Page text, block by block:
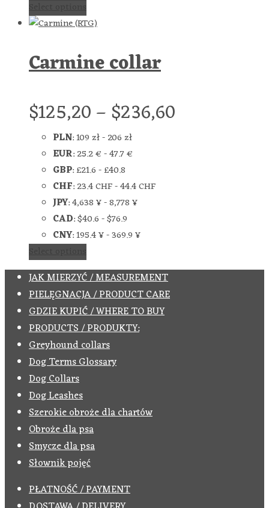
Carmine collar
$125,20–$236,60
PLN:109 zł-206 zł
EUR:25.2 €-47.7 €
GBP:£21.6-£40.8
CHF:23.4 CHF-44.4 CHF
JPY:4,638 ¥-8,778 ¥
CAD:$40.6-$76.9
CNY:195.4 ¥-369.9 ¥
JAK MIERZYĆ / MEASUREMENT
PIELĘGNACJA / PRODUCT CARE
GDZIE KUPIĆ / WHERE TO BUY
PRODUCTS / PRODUKTY:
Greyhound collars
Dog Terms Glossary
Dog Collars
Dog Leashes
Szerokie obroże dla chartów
Obroże dla psa
Smycze dla psa
Słownik pojęć
PŁATNOŚĆ / PAYMENT